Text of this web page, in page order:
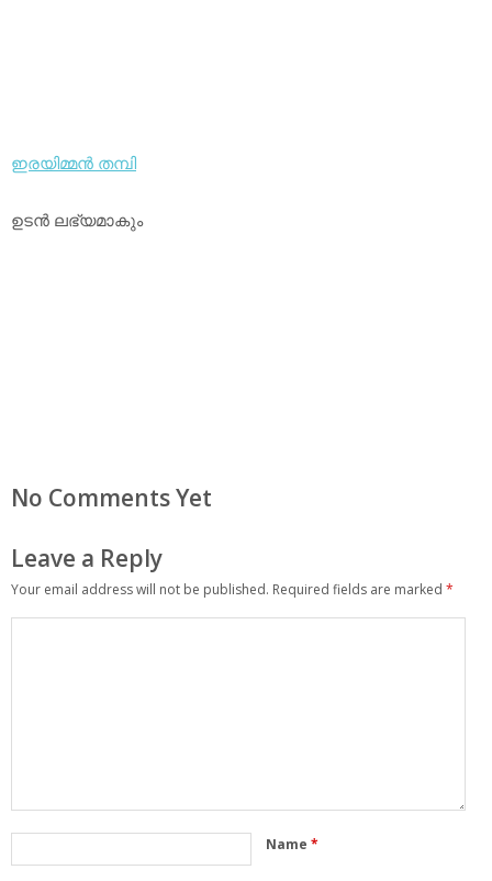
ഇരയിമ്മന്‍ തമ്പി
ഉടന്‍ ലഭ്യമാകും
No Comments Yet
Leave a Reply
Your email address will not be published. Required fields are marked *
Name *